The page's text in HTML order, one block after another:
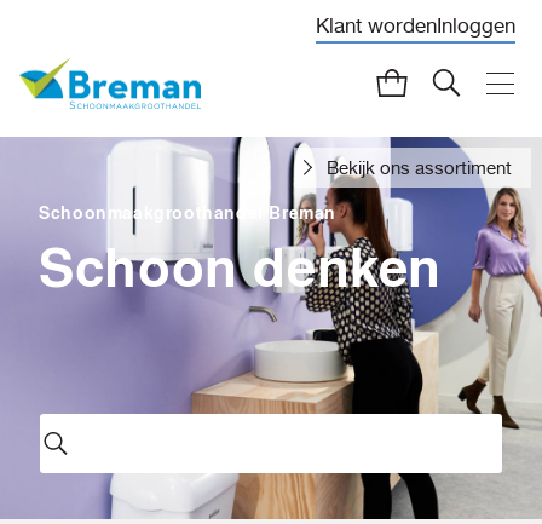
Klant wordenInloggen
Schoonmaakgroothandel Breman
Schoon denken
Bekijk ons assortiment